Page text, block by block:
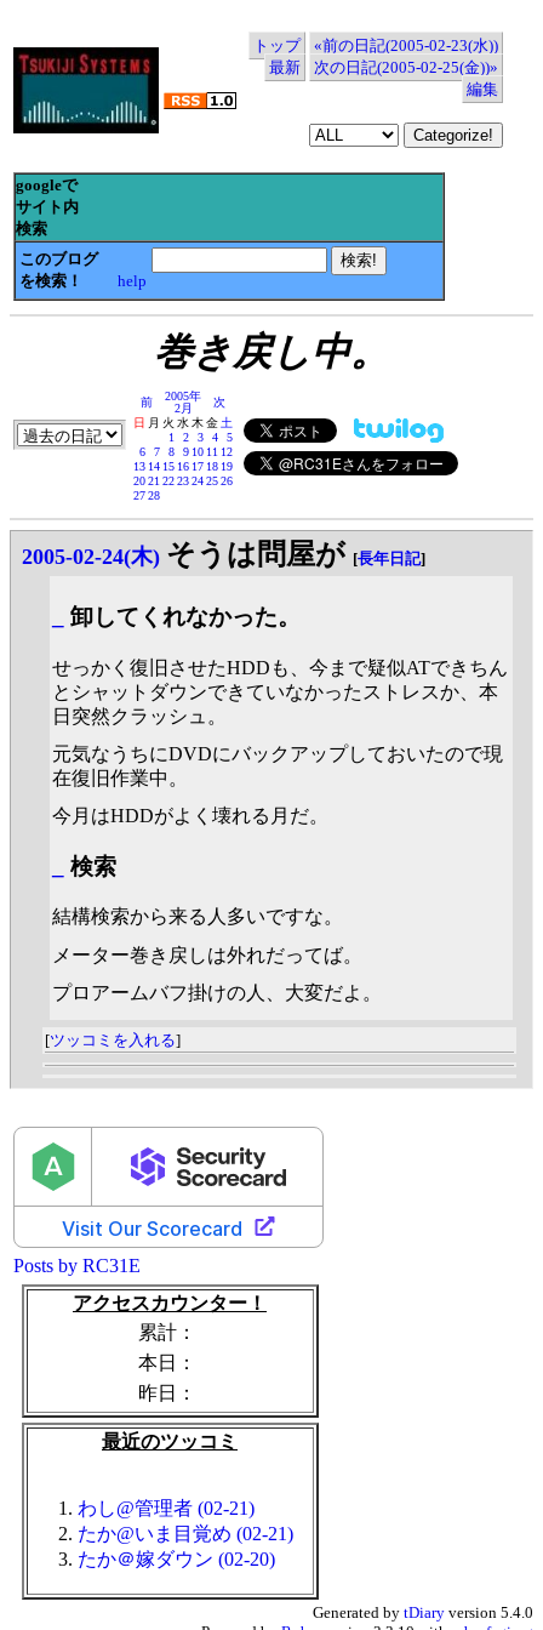
トップ
«前の日記(2005-02-23(水))
最新
次の日記(2005-02-25(金))»
編集
googleで
サイト内
検索
このブログ
を検索！
help
巻き戻し中。
前
2005年
2月
次
日 月 火 水木金土
1
2 3 4
5
6
7 8 9 10 11 12
13 14 15 16 17 18 19
20212223242526
2728
2005-02-24(木) そうは問屋が [長年日記]
卸してくれなかった。
せっかく復旧させたHDDも、今まで疑似ATできちん
とシャットダウンできていなかったストレスか、本
日突然クラッシュ。
元気なうちにDVDにバックアップしておいたので現
在復旧作業中。
今月はHDDがよく壊れる月だ。
検索
結構検索から来る人多いですな。
メーター巻き戻しは外れだってば。
プロアームバフ掛けの人、大変だよ。
[ツッコミを入れる]
Posts by RC31E
アクセスカウンター！
累計：
本日：
昨日：
最近のツッコミ
わし@管理者 (02-21)
たか@いま目覚め (02-21)
たか＠嫁ダウン (02-20)
Generated by tDiary version 5.4.0